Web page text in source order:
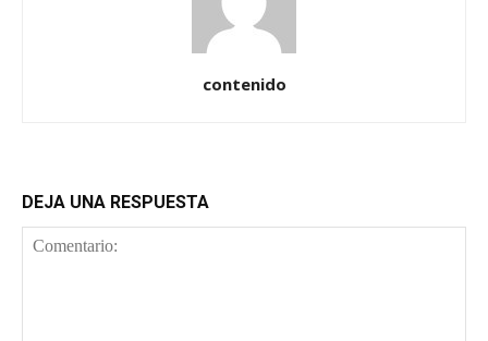
contenido
DEJA UNA RESPUESTA